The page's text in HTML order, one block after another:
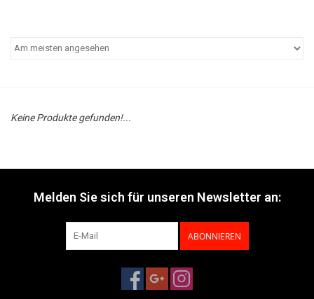
Keine Produkte gefunden!...
Melden Sie sich für unseren Newsletter an:
ABONNIEREN